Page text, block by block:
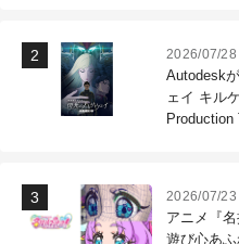
2026/07/28
Autodesk
ェイ キル
2026/07/23
アニメ『
遊び心あ